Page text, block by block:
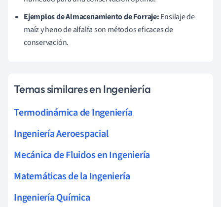
Ejemplos de Almacenamiento de Forraje:Ensilaje de
maíz y heno de alfalfa son métodos eficaces de
conservación.
Temas similares en Ingeniería
Termodinámica de Ingeniería
Ingeniería Aeroespacial
Mecánica de Fluidos en Ingeniería
Matemáticas de la Ingeniería
Ingeniería Química